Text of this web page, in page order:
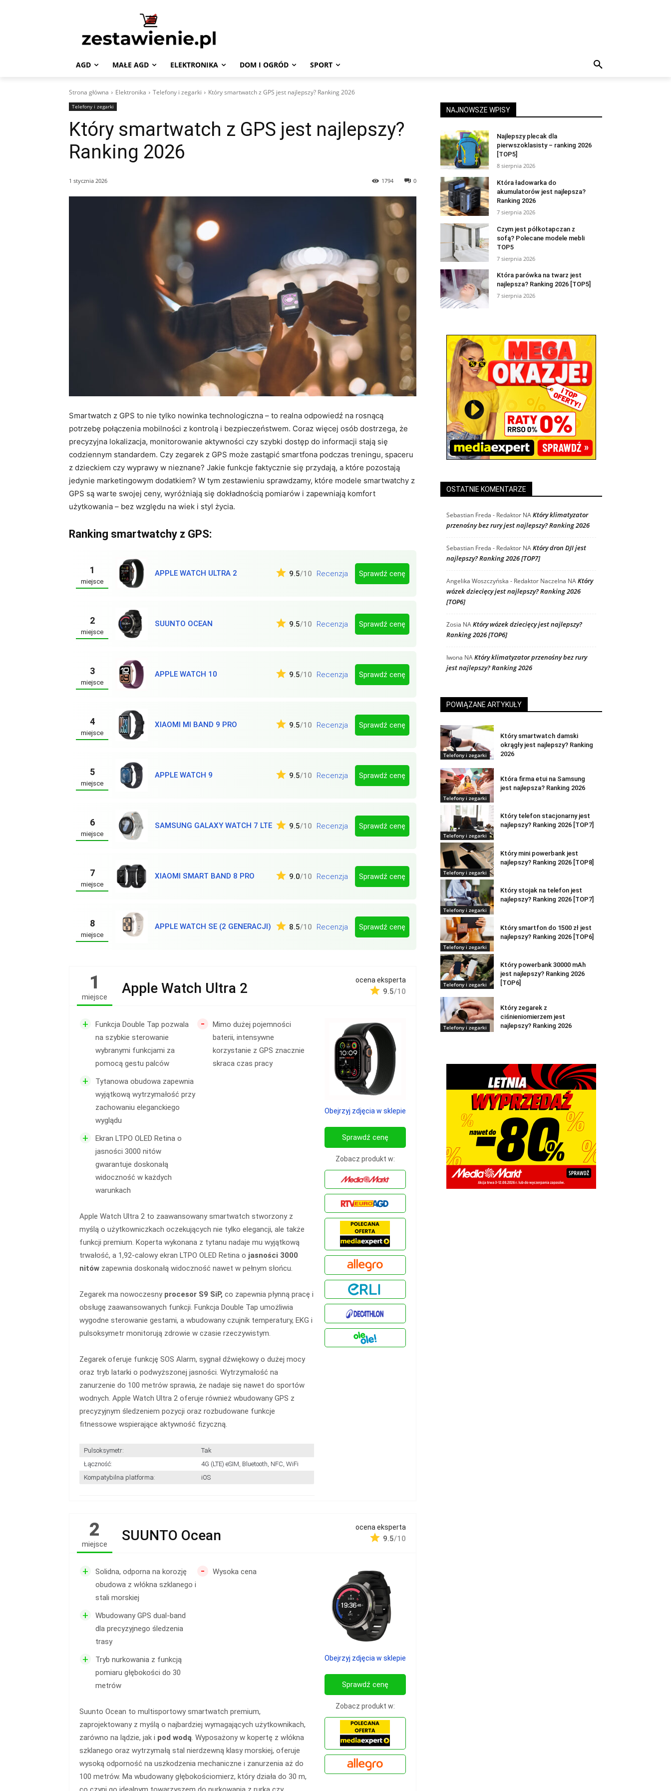
AGD MAŁE AGD ELEKTRONIKA DOM I OGRÓD SPORT
Strona główna Elektronika Telefony i zegarki Który smartwatch z GPS jest najlepszy? Ranking 2026
Telefony i zegarki
Który smartwatch z GPS jest najlepszy?
Ranking 2026
1 stycznia 2026 0
1794
Smartwatch z GPS to nie tylko nowinka technologiczna – to realna odpowiedź na rosnącą
potrzebę połączenia mobilności z kontrolą i bezpieczeństwem. Coraz więcej osób dostrzega, że
precyzyjna lokalizacja, monitorowanie aktywności czy szybki dostęp do informacji stają się
codziennym standardem. Czy zegarek z GPS może zastąpić smartfona podczas treningu, spaceru
z dzieckiem czy wyprawy w nieznane? Jakie funkcje faktycznie się przydają, a które pozostają
jedynie marketingowym dodatkiem? W tym zestawieniu sprawdzamy, które modele smartwatchy z
GPS są warte swojej ceny, wyróżniają się dokładnością pomiarów i zapewniają komfort
użytkowania – bez względu na wiek i styl życia.
Ranking smartwatchy z GPS:
1
miejsce
APPLE WATCH ULTRA 2 9.5/10 Recenzja Sprawdź cenę
2
miejsce
SUUNTO OCEAN 9.5/10 Recenzja Sprawdź cenę
3
miejsce
APPLE WATCH 10 9.5/10 Recenzja Sprawdź cenę
4
miejsce
XIAOMI MI BAND 9 PRO 9.5/10 Recenzja Sprawdź cenę
5
miejsce
APPLE WATCH 9 9.5/10 Recenzja Sprawdź cenę
6
miejsce
SAMSUNG GALAXY WATCH 7 LTE 9.5/10 Recenzja Sprawdź cenę
7
miejsce
XIAOMI SMART BAND 8 PRO 9.0/10 Recenzja Sprawdź cenę
8
miejsce
APPLE WATCH SE (2 GENERACJI) 8.5/10 Recenzja Sprawdź cenę
1
miejsce
Apple Watch Ultra 2 ocena eksperta
9.5/10
+
Funkcja Double Tap pozwala
na szybkie sterowanie
wybranymi funkcjami za
pomocą gestu palców
+
Tytanowa obudowa zapewnia
wyjątkową wytrzymałość przy
zachowaniu eleganckiego
wyglądu
+
Ekran LTPO OLED Retina o
jasności 3000 nitów
gwarantuje doskonałą
widoczność w każdych
warunkach
-
Mimo dużej pojemności
baterii, intensywne
korzystanie z GPS znacznie
skraca czas pracy
Apple Watch Ultra 2 to zaawansowany smartwatch stworzony z
myślą o użytkowniczkach oczekujących nie tylko elegancji, ale także
funkcji premium. Koperta wykonana z tytanu nadaje mu wyjątkową
trwałość, a 1,92-calowy ekran LTPO OLED Retina o jasności 3000
nitów zapewnia doskonałą widoczność nawet w pełnym słońcu.
Zegarek ma nowoczesnyprocesor S9 SiP, co zapewnia płynną pracę i
obsługę zaawansowanych funkcji. Funkcja Double Tap umożliwia
wygodne sterowanie gestami, a wbudowany czujnik temperatury, EKG i
pulsoksymetr monitorują zdrowie w czasie rzeczywistym.
Zegarek oferuje funkcję SOS Alarm, sygnał dźwiękowy o dużej mocy
oraz tryb latarki o podwyższonej jasności. Wytrzymałość na
zanurzenie do 100 metrów sprawia, że nadaje się nawet do sportów
wodnych. Apple Watch Ultra 2 oferuje również wbudowany GPS z
precyzyjnym śledzeniem pozycji oraz rozbudowane funkcje
fitnessowe wspierające aktywność fizyczną.
Pulsoksymetr:
Tak
Łączność:
4G (LTE) eSIM, Bluetooth, NFC, WiFi
Kompatybilna platforma:
iOS
Obejrzyj zdjęcia w sklepie
Sprawdź cenę
Zobacz produkt w:
2
miejsce
SUUNTO Ocean ocena eksperta
9.5/10
+
Solidna, odporna na korozję
obudowa z włókna szklanego i
stali morskiej
+
Wbudowany GPS dual-band
dla precyzyjnego śledzenia
trasy
+
Tryb nurkowania z funkcją
pomiaru głębokości do 30
metrów
- Wysoka cena
Suunto Ocean to multisportowy smartwatch premium,
zaprojektowany z myślą o najbardziej wymagających użytkownikach,
zarówno na lądzie, jak i pod wodą. Wyposażony w kopertę z włókna
szklanego oraz wytrzymałą stal nierdzewną klasy morskiej, oferuje
wysoką odporność na uszkodzenia mechaniczne i zanurzenia aż do
100 metrów. Ma wbudowany głębokościomierz, który działa do 30 m,
Obejrzyj zdjęcia w sklepie
Sprawdź cenę
Zobacz produkt w:
NAJNOWSZE WPISY
Najlepszy plecak dla
pierwszoklasisty – ranking 2026
[TOP5]
8 sierpnia 2026
Która ładowarka do
akumulatorów jest najlepsza?
Ranking 2026
7 sierpnia 2026
Czym jest półkotapczan z
sofą? Polecane modele mebli
TOP5
7 sierpnia 2026
Która parówka na twarz jest
najlepsza? Ranking 2026 [TOP5]
7 sierpnia 2026
OSTATNIE KOMENTARZE
Sebastian Freda - Redaktor NAKtóry klimatyzator
przenośny bez rury jest najlepszy? Ranking 2026
Sebastian Freda - Redaktor NAKtóry dron DJI jest
najlepszy? Ranking 2026 [TOP7]
Angelika Woszczyńska - Redaktor Naczelna NAKtóry
wózek dziecięcy jest najlepszy? Ranking 2026
[TOP6]
Zosia NAKtóry wózek dziecięcy jest najlepszy?
Ranking 2026 [TOP6]
Iwona NAKtóry klimatyzator przenośny bez rury
jest najlepszy? Ranking 2026
POWIĄZANE ARTYKUŁY
Telefony i zegarki
Który smartwatch damski
okrągły jest najlepszy? Ranking
2026
Telefony i zegarki
Która firma etui na Samsung
jest najlepsza? Ranking 2026
Telefony i zegarki
Który telefon stacjonarny jest
najlepszy? Ranking 2026 [TOP7]
Telefony i zegarki
Który mini powerbank jest
najlepszy? Ranking 2026 [TOP8]
Telefony i zegarki
Który stojak na telefon jest
najlepszy? Ranking 2026 [TOP7]
Telefony i zegarki
Który smartfon do 1500 zł jest
najlepszy? Ranking 2026 [TOP6]
Telefony i zegarki
Który powerbank 30000 mAh
jest najlepszy? Ranking 2026
[TOP6]
Telefony i zegarki
Który zegarek z
ciśnieniomierzem jest
najlepszy? Ranking 2026